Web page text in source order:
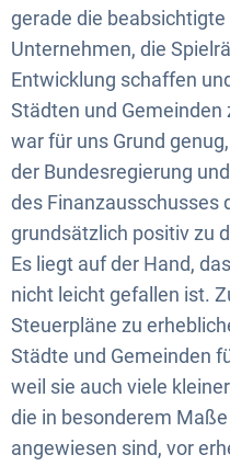
gerade die
Unternehmen, die
Entwicklung schaffen
Städten und
war für uns Grund
der Bundesregierung
des Finanzausschusses
grundsätzlich positiv zu
Es liegt auf der Hand,
nicht leicht gefallen ist.
Steuerpläne zu
Städte und Gemeinden
weil sie auch viele
die in besonderem
angewiesen sind, vor